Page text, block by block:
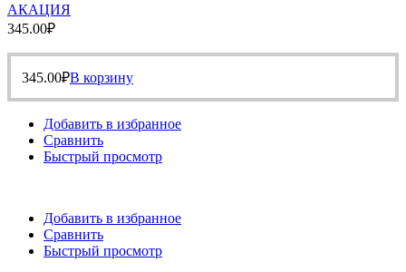
АКАЦИЯ
345.00₽
345.00₽В корзину
Добавить в избранное
Сравнить
Быстрый просмотр
Добавить в избранное
Сравнить
Быстрый просмотр